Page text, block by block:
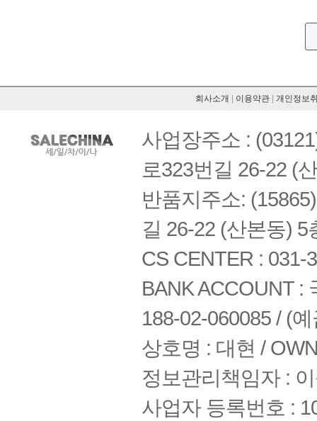
회사소개 이용약관 개인정보
사업장주소 :
로323번길 26-22 (
반품지주소:
길 26-22 (산본동) 5
CS CENTER : 031-
BANK ACCOUNT :
188-02-060085 / (
상호명 : 대현 /
정보관리책임자 :
사업자 등록번호 :